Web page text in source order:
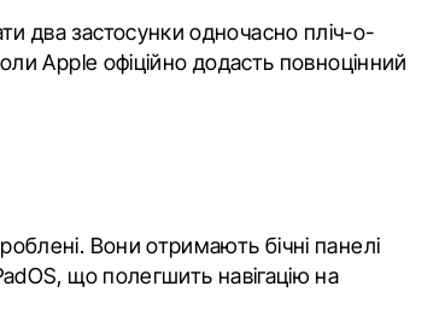
два застосунки одночасно пліч-о-
Apple офіційно додасть повноцінний
Вони отримають бічні панелі
що полегшить навігацію на